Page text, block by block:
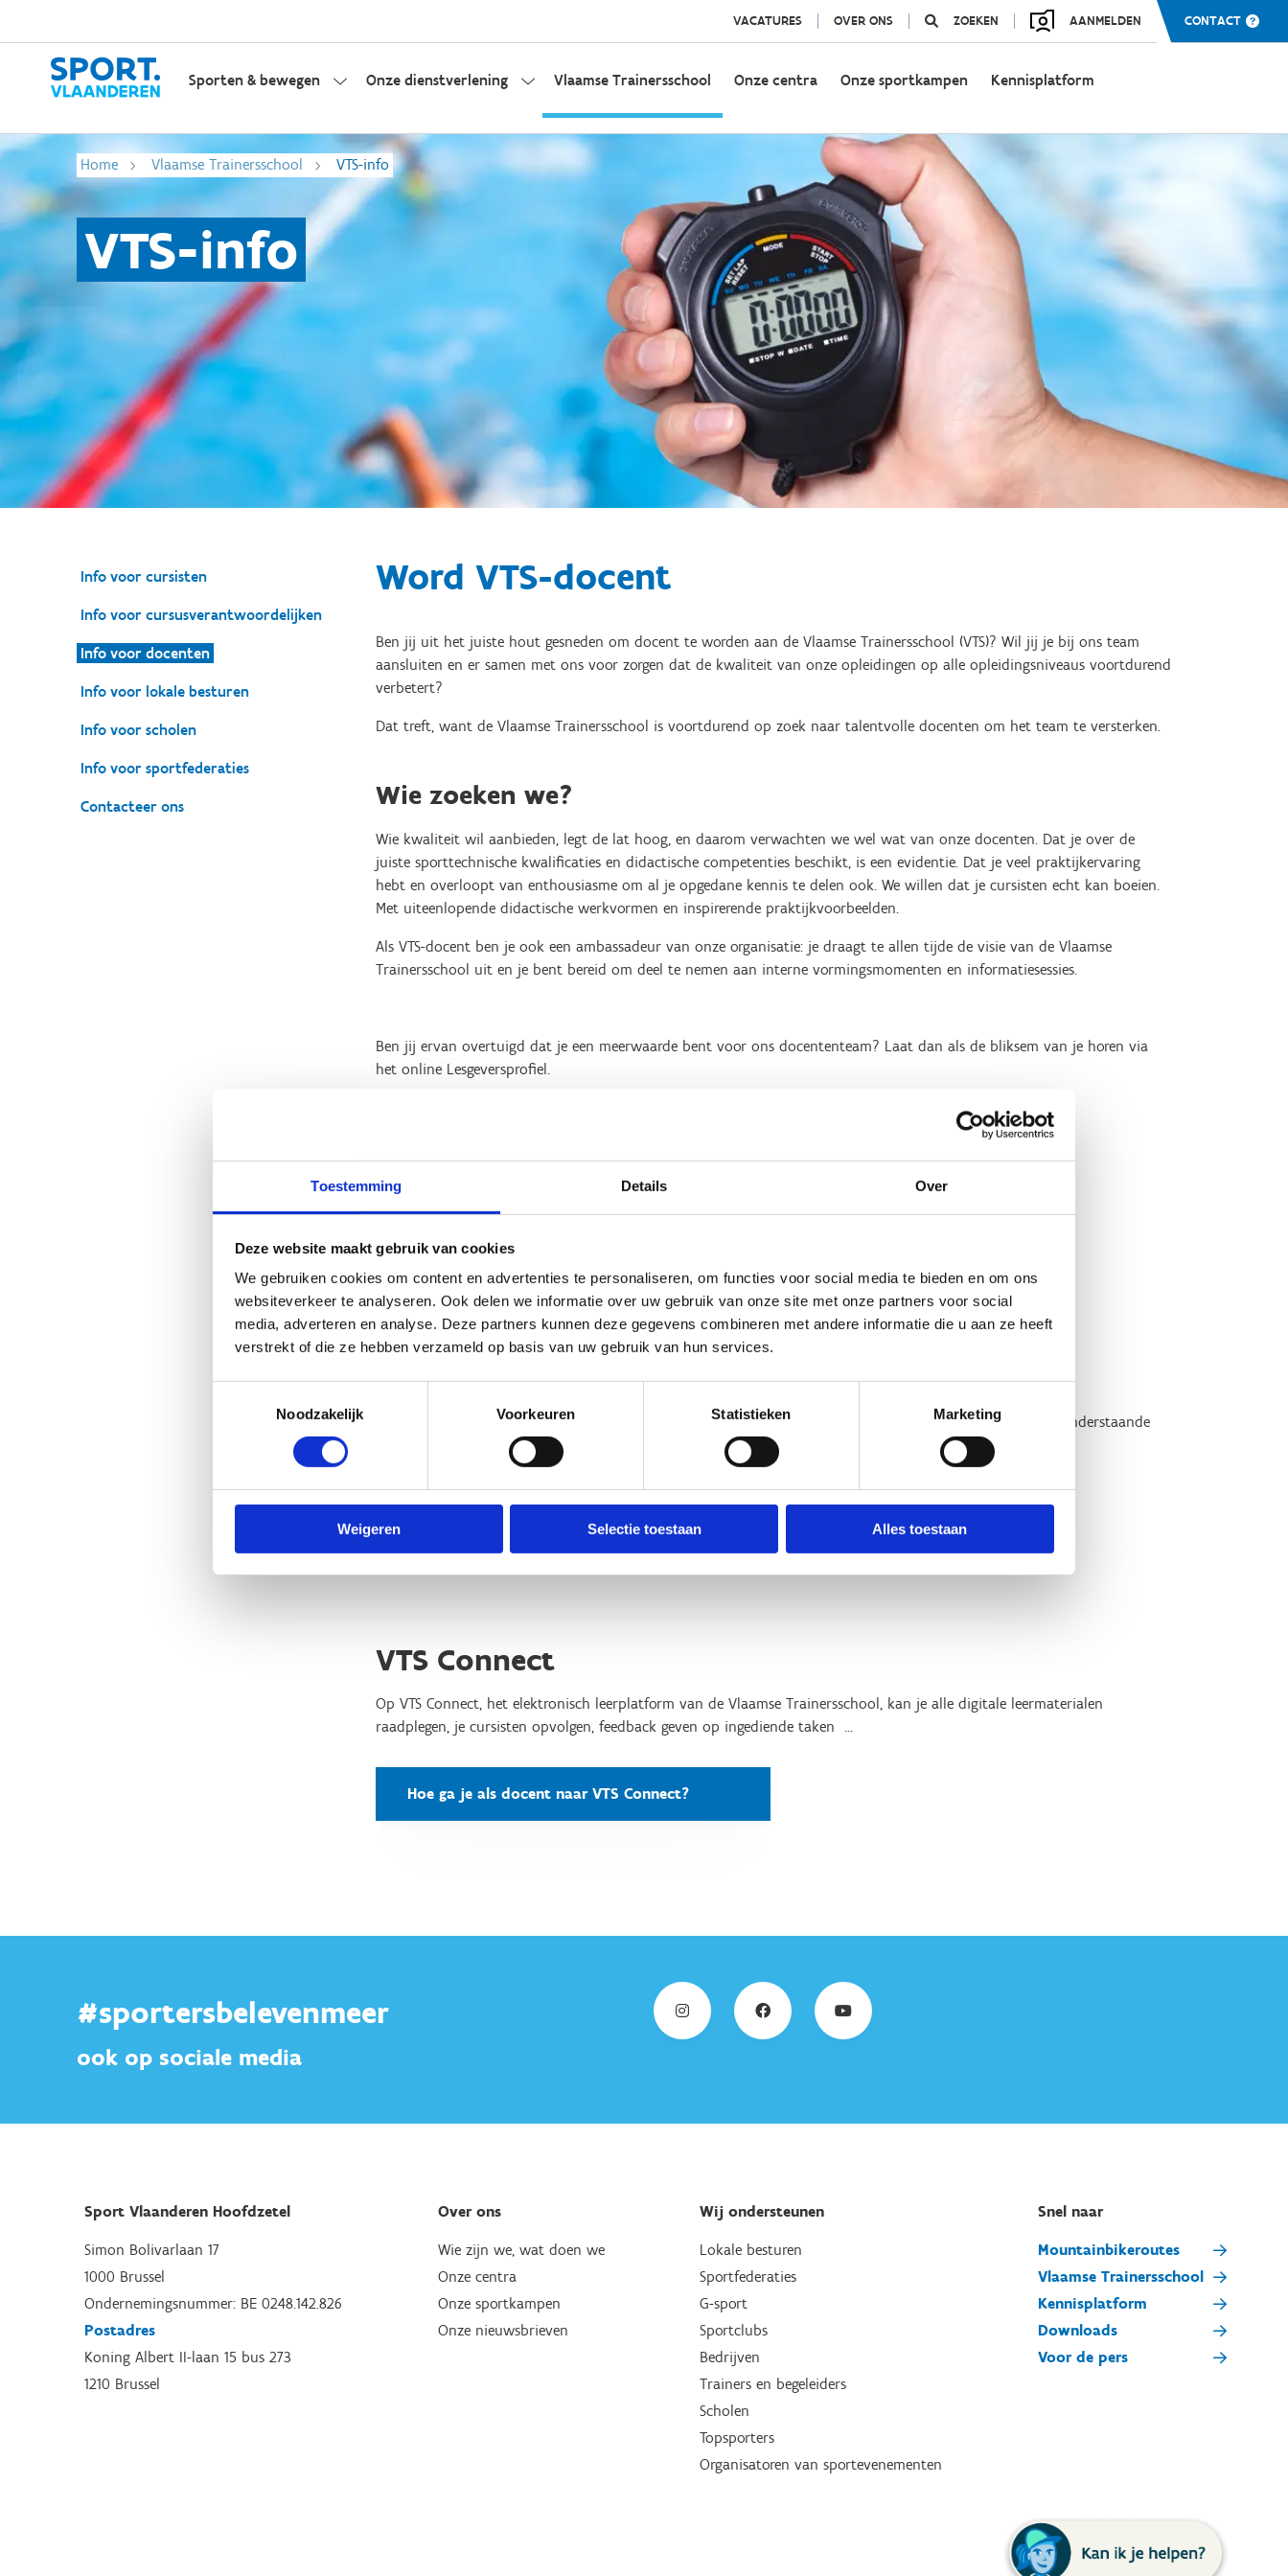
Toestemming Details Over
Deze website maakt gebruik van cookies
We gebruiken cookies om content en advertenties te personaliseren, om functies voor social media te bieden en om ons
websiteverkeer te analyseren. Ook delen we informatie over uw gebruik van onze site met onze partners voor social
media, adverteren en analyse. Deze partners kunnen deze gegevens combineren met andere informatie die u aan ze heeft
verstrekt of die ze hebben verzameld op basis van uw gebruik van hun services.
Noodzakelijk
Voorkeuren Statistieken Marketing
Weigeren Selectie toestaan Alles toestaan
VACATURES OVER ONS ZOEKEN AANMELDEN CONTACT
Sporten & bewegen Onze dienstverlening Vlaamse Trainersschool Onze centra Onze sportkampen Kennisplatform
Home Vlaamse Trainersschool VTS-info
VTS-info
Info voor cursisten
Info voor cursusverantwoordelijken
Info voor docenten
Info voor lokale besturen
Info voor scholen
Info voor sportfederaties
Contacteer ons
Word VTS-docent
Ben jij uit het juiste hout gesneden om docent te worden aan de Vlaamse Trainersschool (VTS)? Wil jij je bij ons team
aansluiten en er samen met ons voor zorgen dat de kwaliteit van onze opleidingen op alle opleidingsniveaus voortdurend
verbetert?
Dat treft, want de Vlaamse Trainersschool is voortdurend op zoek naar talentvolle docenten om het team te versterken.
Wie zoeken we?
Wie kwaliteit wil aanbieden, legt de lat hoog, en daarom verwachten we wel wat van onze docenten. Dat je over de
juiste sporttechnische kwalificaties en didactische competenties beschikt, is een evidentie. Dat je veel praktijkervaring
hebt en overloopt van enthousiasme om al je opgedane kennis te delen ook. We willen dat je cursisten echt kan boeien.
Met uiteenlopende didactische werkvormen en inspirerende praktijkvoorbeelden.
Als VTS-docent ben je ook een ambassadeur van onze organisatie: je draagt te allen tijde de visie van de Vlaamse
Trainersschool uit en je bent bereid om deel te nemen aan interne vormingsmomenten en informatiesessies.
Ben jij ervan overtuigd dat je een meerwaarde bent voor ons docententeam? Laat dan als de bliksem van je horen via
het online Lesgeversprofiel.
Vul zeker in stap 6 van het proces je eigen ervaring, motivatie en didactisch-pedagogische diploma's in.
5 handvaten voor VTS-docenten
Onderstaand filmpje reikt je 5 handvaten aan die je ondersteunen bij het lesgeven.
Het platform dat we gebruiken om deze video af te spelen maakt gebruik van marketing cookies. Klik in onderstaande
knop op 'Alles toestaan' of zet de 'Marketing cookies' aan en klik op 'Selectie toestaan'.
Verander cookie settings
VTS Connect
Op VTS Connect, het elektronisch leerplatform van de Vlaamse Trainersschool, kan je alle digitale leermaterialen
raadplegen, je cursisten opvolgen, feedback geven op ingediende taken ...
Hoe ga je als docent naar VTS Connect?
#sportersbelevenmeer
ook op sociale media
Sport Vlaanderen Hoofdzetel
Simon Bolivarlaan 17
1000 Brussel
Ondernemingsnummer: BE 0248.142.826
Postadres
Koning Albert II-laan 15 bus 273
1210 Brussel
Over ons
Wie zijn we, wat doen we
Onze centra
Onze sportkampen
Onze nieuwsbrieven
Wij ondersteunen
Lokale besturen
Sportfederaties
G-sport
Sportclubs
Bedrijven
Trainers en begeleiders
Scholen
Topsporters
Organisatoren van sportevenementen
Snel naar
Mountainbikeroutes
Vlaamse Trainersschool
Kennisplatform
Downloads
Voor de pers